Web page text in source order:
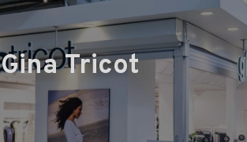
Gina Tricot